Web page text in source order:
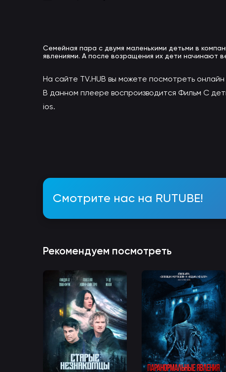
Семейная пара с двумя маленькими детьми в
явлениями. А после возращения их дети начинают
На сайте TV.HUB вы можете посмотреть
В данном плеере воспроизводится Фильм С
ios.
Смотрите нас на RUTUBE!
Рекомендуем посмотреть